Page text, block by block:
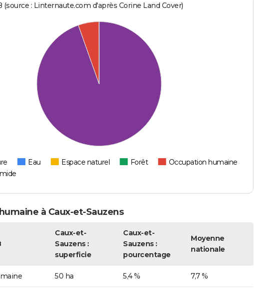
(source : Linternaute.com d'après Corine Land Cover)
Eau Espace naturel Forêt
Occupation humaine
à Caux-et-Sauzens
Caux-et-
Sauzens :
superficie
Caux-et-
Sauzens :
pourcentage
Moyenne
nationale
50 ha 5,4 % 7,7 %